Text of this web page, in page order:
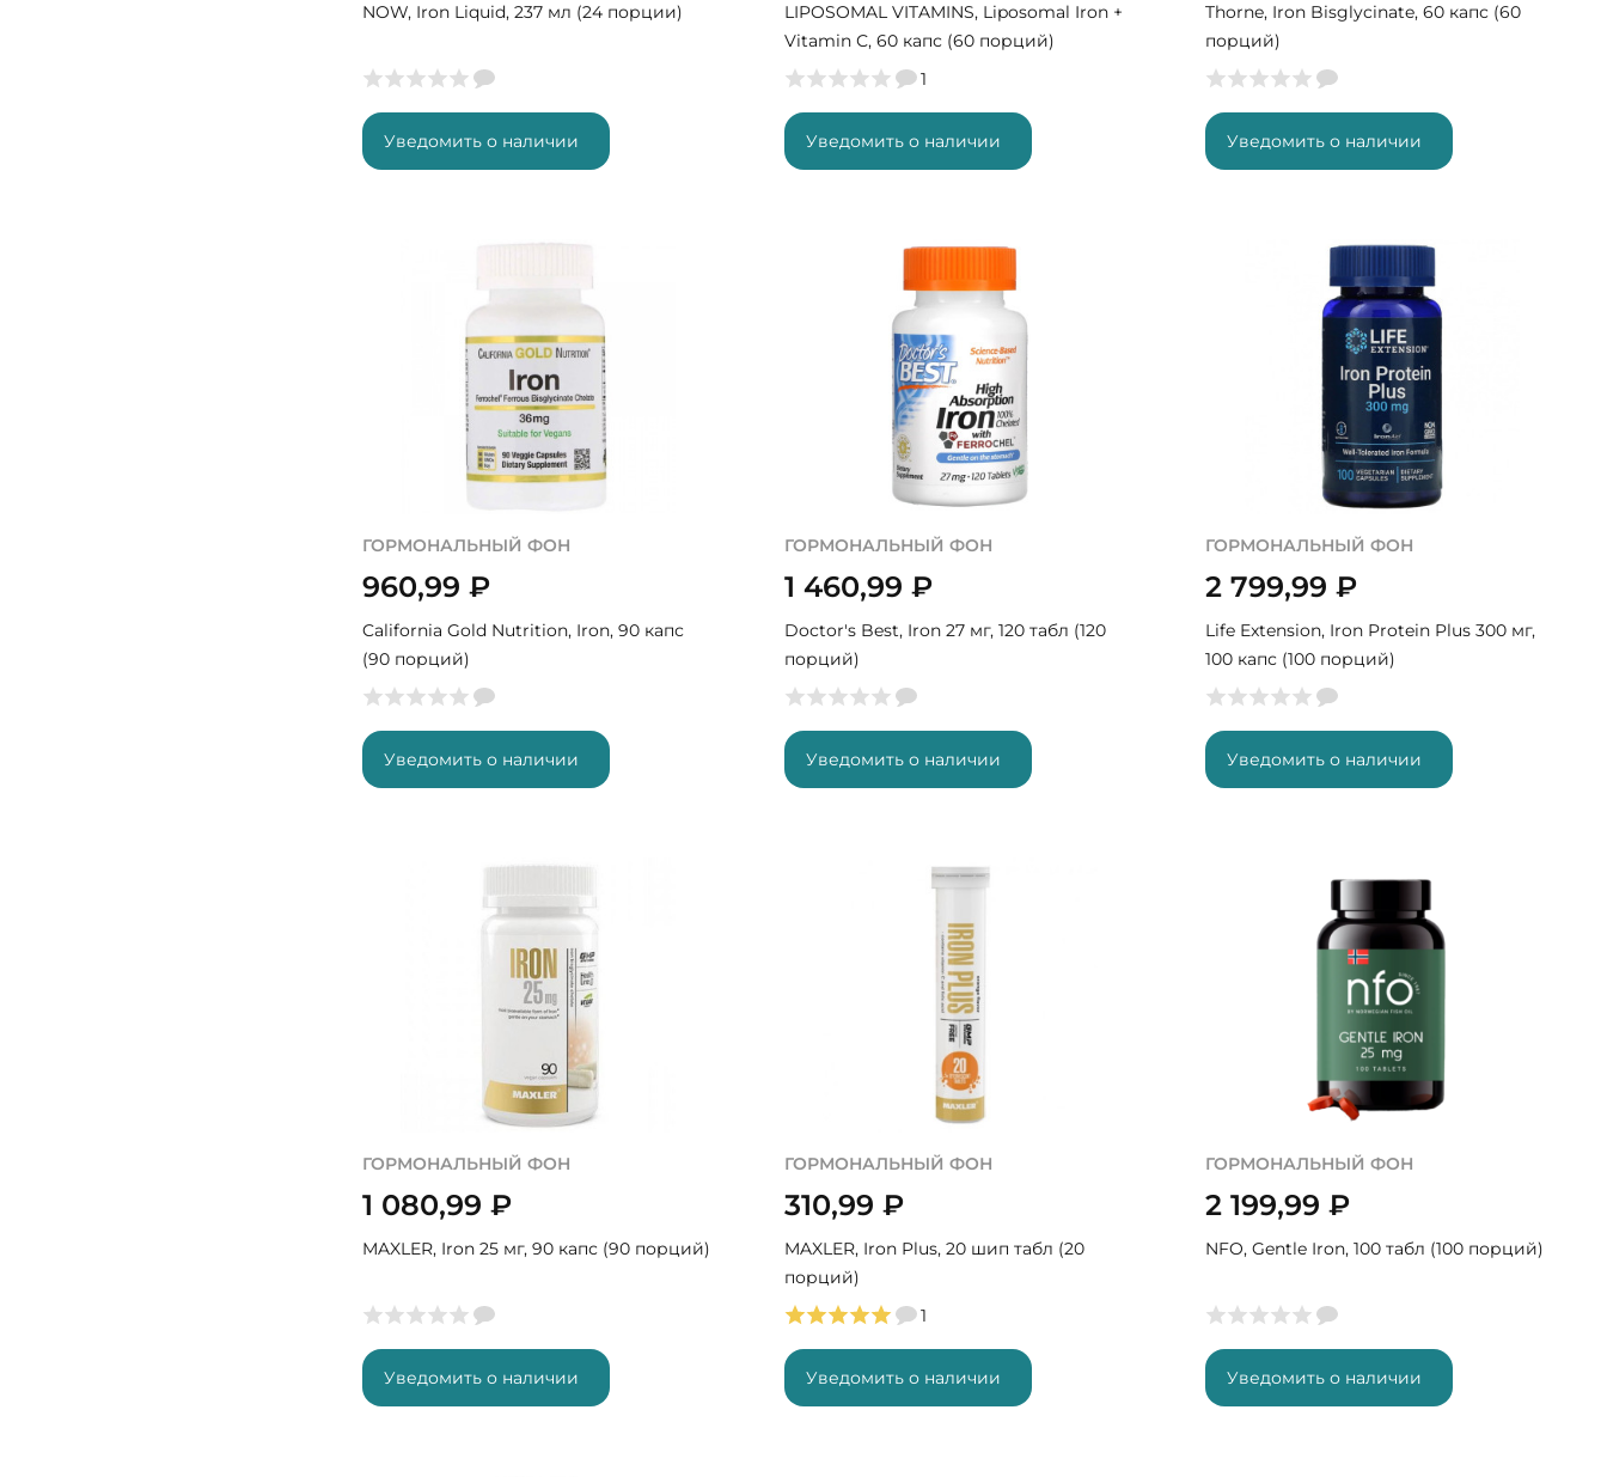
NOW, Iron Liquid, 237 мл (24 порции)
Уведомить о наличии
LIPOSOMAL VITAMINS, Liposomal Iron +
Vitamin С, 60 капс (60 порций)
1
Уведомить о наличии
Thorne, Iron Bisglycinate, 60 капс (60
порций)
Уведомить о наличии
ГОРМОНАЛЬНЫЙ ФОН
960,99 ₽
California Gold Nutrition, Iron, 90 капс
(90 порций)
Уведомить о наличии
ГОРМОНАЛЬНЫЙ ФОН
1 460,99 ₽
Doctor's Best, Iron 27 мг, 120 табл (120
порций)
Уведомить о наличии
ГОРМОНАЛЬНЫЙ ФОН
2 799,99₽
Life Extension, Iron Protein Plus 300 мг,
100 капс (100 порций)
Уведомить о наличии
ГОРМОНАЛЬНЫЙ ФОН
1 080,99 ₽
MAXLER, Iron 25 мг, 90 капс (90 порций)
Уведомить о наличии
ГОРМОНАЛЬНЫЙ ФОН
310,99 ₽
MAXLER, Iron Plus, 20 шип табл (20
порций)
1
Уведомить о наличии
ГОРМОНАЛЬНЫЙ ФОН
2 199,99₽
NFO, Gentle Iron, 100 табл (100 порций)
Уведомить о наличии